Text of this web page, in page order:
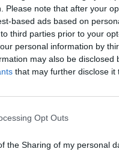
Please note that after your
based ads based on
third parties prior to your
personal information by
may also be disclosed
that may further disclose it
Opt Outs
the Sharing of my personal